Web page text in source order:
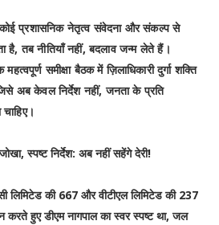
प्रशासनिक नेतृत्व संवेदना और संकल्प से
तब नीतियाँ नहीं, बदलाव जन्म लेते हैं।
समीक्षा बैठक में ज़िलाधिकारी दुर्गा शक्ति
अब केवल निर्देश नहीं, जनता के प्रति
चाहिए।
स्पष्ट निर्देश: अब नहीं सहेंगे देरी!
लिमिटेड की 667 और वीटीएल लिमिटेड की 237
हुए डीएम नागपाल का स्वर स्पष्ट था, जल